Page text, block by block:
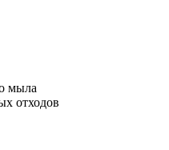
мыла
отходов